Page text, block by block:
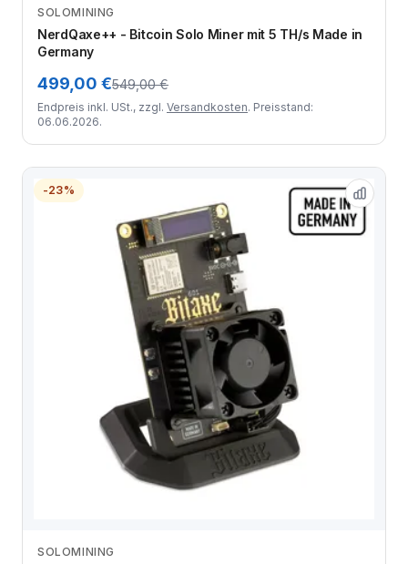
SOLOMINING
NerdQaxe++ - Bitcoin Solo Miner mit 5 TH/s Made in
Germany
499,00 €549,00 €
Endpreis inkl. USt., zzgl. Versandkosten. Preisstand:
06.06.2026.
-23%
SOLOMINING